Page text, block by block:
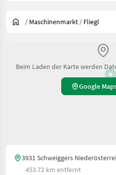
/ Maschinenmarkt / Fliegl
Beim Laden der Karte werden
Google
3931 Schweiggers
453.72 km entfernt